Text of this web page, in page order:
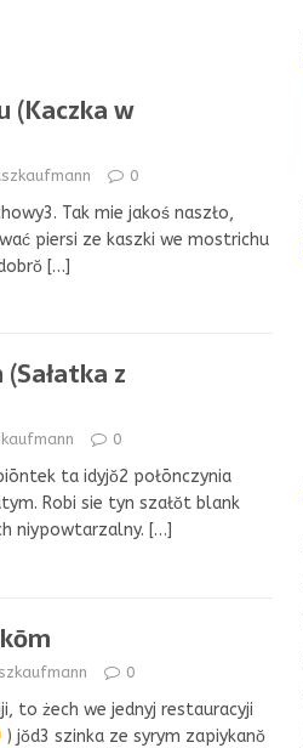
(Kaczka w
0
Tak mie jakoś naszło,
piersi ze kaszki we mostrichu
[…]
z
0
ta idyjŏ2 połōnczynia
Robi sie tyn szałŏt blank
niypowtarzalny. […]
0
to żech we jednyj restauracyji
) jŏd3 szinka ze syrym zapiykanŏ